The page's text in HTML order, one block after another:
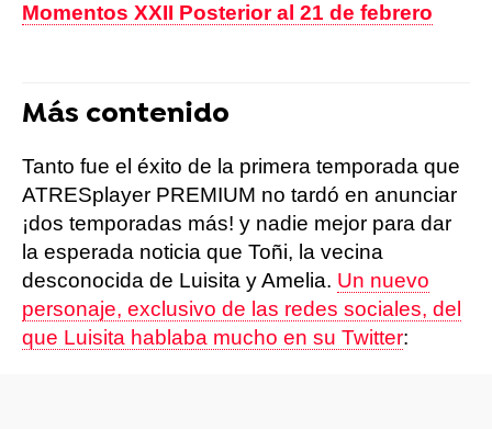
Momentos XXII Posterior al 21 de febrero
Más contenido
Tanto fue el éxito de la primera temporada que
ATRESplayer PREMIUM no tardó en anunciar
¡dos temporadas más! y nadie mejor para dar
la esperada noticia que Toñi, la vecina
desconocida de Luisita y Amelia. Un nuevo
personaje, exclusivo de las redes sociales, del
que Luisita hablaba mucho en su Twitter: